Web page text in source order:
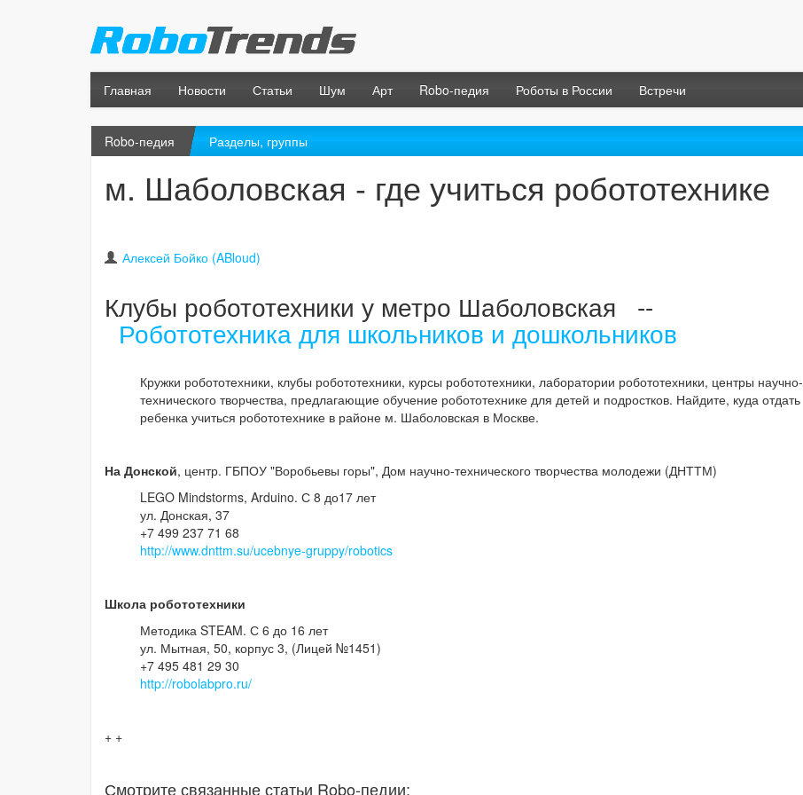
Главная Новости Статьи Шум Арт Robo-педия Роботы в России Встречи
Robo-педия Разделы, группы
м. Шаболовская - где учиться робототехнике
Алексей Бойко (ABloud)
Клубы робототехники у метро Шаболовская --
Робототехника для школьников и дошкольников
Кружки робототехники, клубы робототехники, курсы робототехники, лаборатории робототехники, центры научно-
технического творчества, предлагающие обучение робототехнике для детей и подростков. Найдите, куда отдать
ребенка учиться робототехнике в районе м. Шаболовская в Москве.
На Донской, центр. ГБПОУ "Воробьевы горы", Дом научно-технического творчества молодежи (ДНТТМ)
LEGO Mindstorms, Arduino. С 8 до17 лет
ул. Донская, 37
+7 499 237 71 68
http://www.dnttm.su/ucebnye-gruppy/robotics
Школа робототехники
Методика STEAM. С 6 до 16 лет
ул. Мытная, 50, корпус 3, (Лицей №1451)
+7 495 481 29 30
http://robolabpro.ru/
+ +
Смотрите связанные статьи Robo-педии: